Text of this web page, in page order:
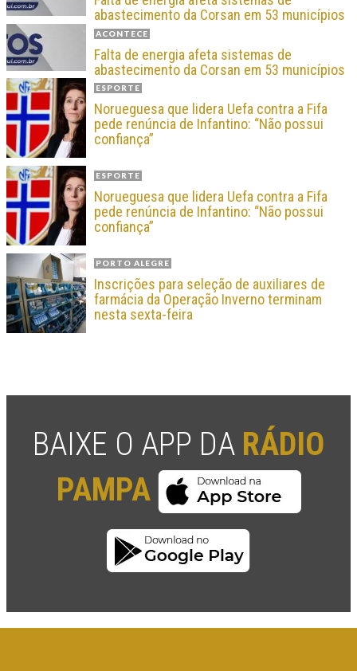
abastecimento da Corsan em 53 municípios
ACONTECE
Falta de energia afeta sistemas de
abastecimento da Corsan em 53 municípios
ESPORTE
Norueguesa que lidera Uefa contra a Fifa
pede renúncia de Infantino: “Não possui
confiança”
ESPORTE
Norueguesa que lidera Uefa contra a Fifa
pede renúncia de Infantino: “Não possui
confiança”
PORTO ALEGRE
Inscrições para seleção de auxiliares de
farmácia da Operação Inverno terminam
nesta sexta-feira
BAIXE O APP DA RÁDIO
PAMPA